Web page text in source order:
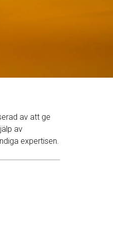
av att ge
av
expertisen.